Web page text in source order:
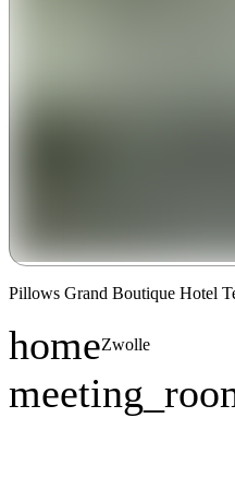
Pillows Grand Boutique Hotel
home
Plaats Zwolle